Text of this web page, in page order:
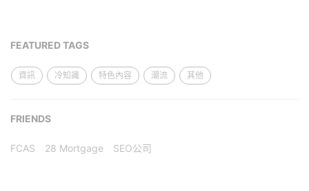
FEATURED TAGS
資訊 冷知識 特色內容 潮流 其他
FRIENDS
FCAS 28 Mortgage SEO公司